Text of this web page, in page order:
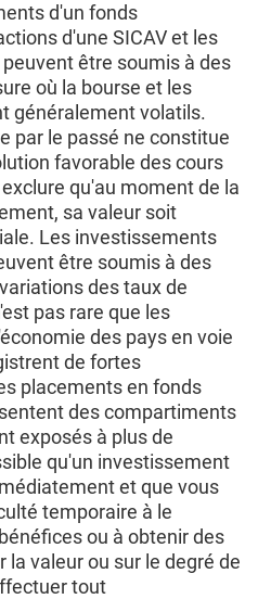
d'un fonds
d'une SICAV et les
être soumis à des
où la bourse et les
généralement volatils.
par le passé ne constitue
favorable des cours
qu'au moment de la
sa valeur soit
Les investissements
être soumis à des
des taux de
pas rare que les
des pays en voie
de fortes
placements en fonds
des compartiments
exposés à plus de
qu'un investissement
et que vous
temporaire à le
ou à obtenir des
valeur ou sur le degré de
tout